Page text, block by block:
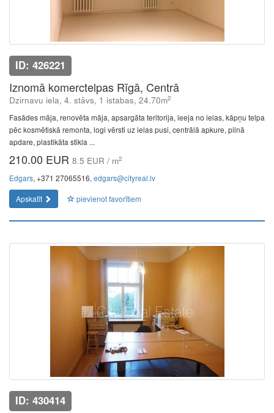
ID: 426221
Iznomā komerctelpas Rīgā, Centrā
Dzirnavu iela, 4. stāvs, 1 istabas, 24.70m2
Fasādes māja, renovēta māja, apsargāta teritorija, ieeja no ielas, kāpņu telpa
pēc kosmētiskā remonta, logi vērsti uz ielas pusi, centrālā apkure, pilnā
apdare, plastikāta stikla ...
210.00 EUR 8.5 EUR / m2
Edgars, +371 27065516, edgars@cityreal.lv
Apskatīt
pievienot favorītiem
ID: 430414